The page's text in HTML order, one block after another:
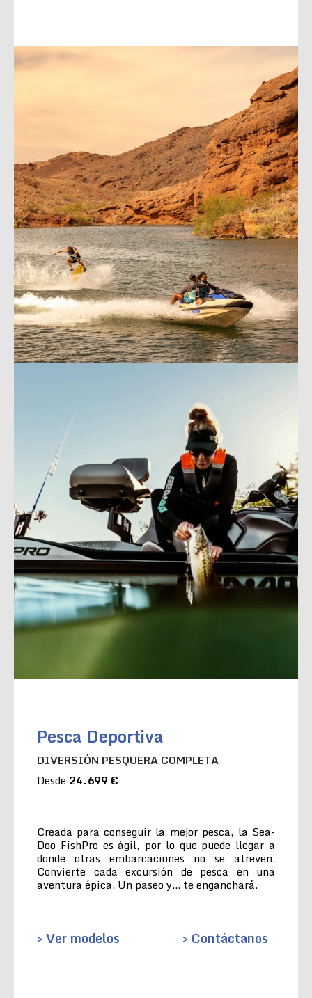
Pesca Deportiva
DIVERSIÓN PESQUERA COMPLETA
Desde 24.699 €
Creada para conseguir la mejor pesca, la Sea-
Doo FishPro es ágil, por lo que puede llegar a
donde otras embarcaciones no se atreven.
Convierte cada excursión de pesca en una
aventura épica. Un paseo y… te enganchará.
> Ver modelos > Contáctanos